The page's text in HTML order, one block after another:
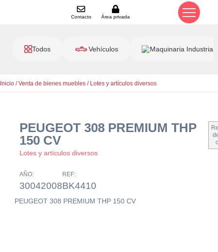
Contacto Área privada
Todos Vehículos Maquinaria Industrial
Inicio /Venta de bienes muebles / Lotes y artículos diversos
PEUGEOT 308 PREMIUM THP
150 CV
Lotes y artículos diversos
AÑO:
30042008
REF:
BK4410
PEUGEOT 308 PREMIUM THP 150 CV